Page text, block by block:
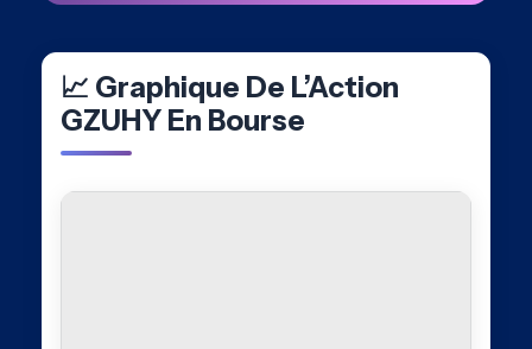
📈 Graphique De L’Action
GZUHY En Bourse